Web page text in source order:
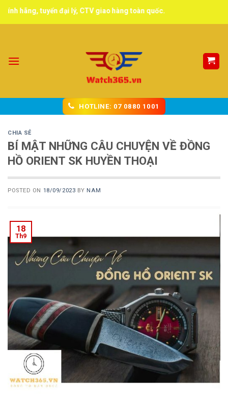
Skip đại lý, CTV giao hàng toàn quốc.
HOTLINE: 07 0880 1001
CHIA SẺ
BÍ MẬT NHỮNG CÂU CHUYỆN VỀ ĐỒNG
HỒ ORIENT SK HUYỀN THOẠI
POSTED ON 18/09/2023 BY NAM
18
Th9